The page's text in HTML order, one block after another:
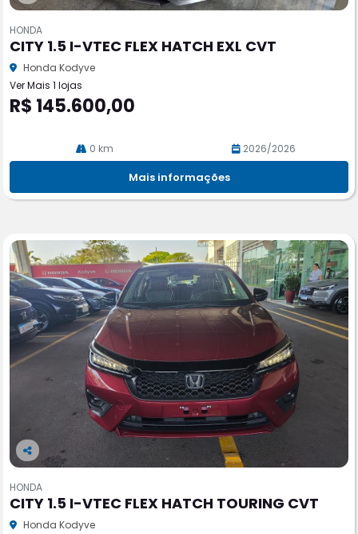
Co
pa
rtil
he
HONDA
CITY 1.5 I-VTEC FLEX HATCH EXL CVT
Honda Kodyve
Ver Mais 1 lojas
R$ 145.600,00
0 km 2026/2026
Mais informações
Co
pa
rtil
he
HONDA
CITY 1.5 I-VTEC FLEX HATCH TOURING CVT
Honda Kodyve